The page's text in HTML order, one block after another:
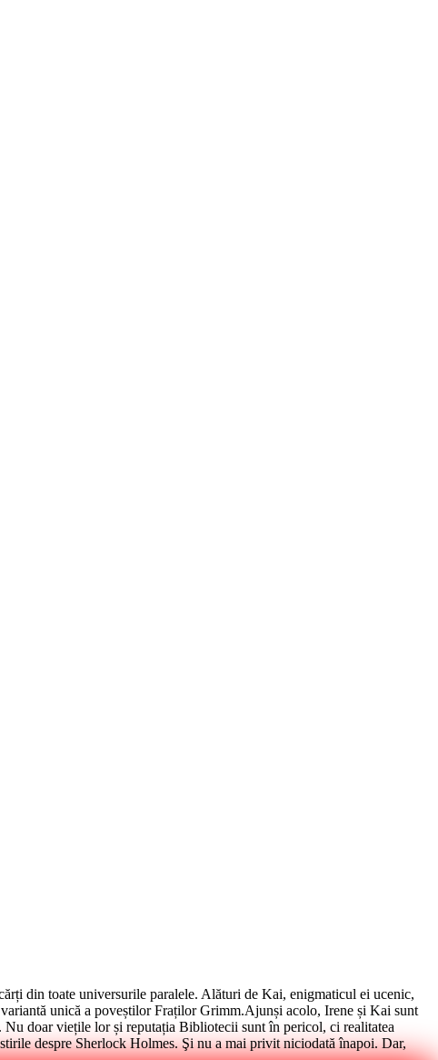
din toate universurile paralele. Alături de Kai, enigmaticul ei ucenic,
unică a poveștilor Fraților Grimm.Ajunși acolo, Irene și Kai sunt
doar viețile lor și reputația Bibliotecii sunt în pericol, ci realitatea
despre Sherlock Holmes. Şi nu a mai privit niciodată înapoi. Dar,